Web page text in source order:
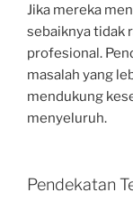
Jika mereka
sebaiknya tidak
profesional.
masalah yang
mendukung
menyeluruh.
Pendekatan